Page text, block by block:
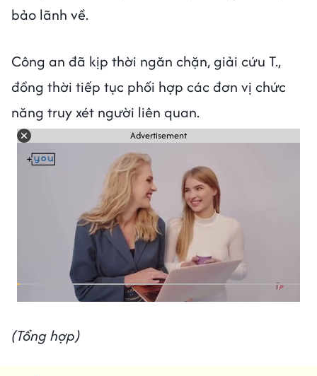
bảo lãnh về.
Công an đã kịp thời ngăn chặn, giải cứu T.,
đồng thời tiếp tục phối hợp các đơn vị chức
năng truy xét người liên quan.
Advertisement
(Tổng hợp)